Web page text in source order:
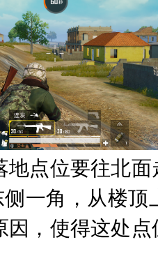
地点位要往北
一角，从楼
因，使得这处